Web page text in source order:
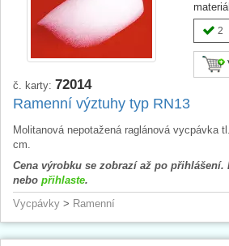
2
č. karty: 72014
Ramenní výztuhy typ RN13
Molitanová nepotažená raglánová vycpávka
cm.
Cena výrobku se zobrazí až po přihlášení.
nebo přihlaste.
Vycpávky > Ramenní